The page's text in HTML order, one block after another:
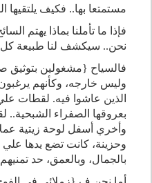
مستمتعا بها.. فكيف يلتقيها
فإذا ما تأملنا بماذا يهتم
نحن.. سيكشف لنا طبيعة
فالسياح {مشغولين بتوثيق
وليس خارجه، وكأنهم
الذين عاشوا فيه. لقطات
بعروقها الصفراء الشبحية..
وأخري أسفل لوحة زيتية
وحزينة، كانت تضع يدها
بالجمال، وبالعمق، حد تمنيهم